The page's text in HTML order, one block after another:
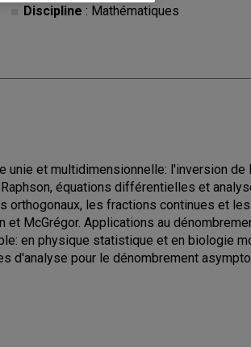
Discipline : Mathématiques
et multidimensionnelle: l'inversion de
équations différentielles et
orthogonaux, les fractions continues et
McGrégor. Applications au
en physique statistique et en biologie
d'analyse pour le dénombrement